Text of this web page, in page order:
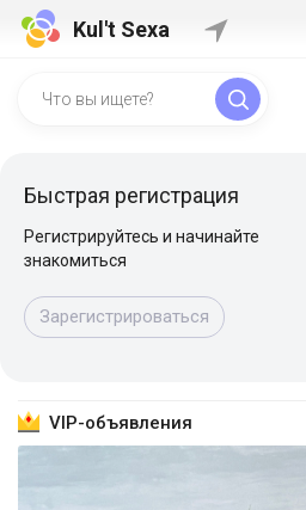
Kul't Sexa
Быстрая регистрация
Регистрируйтесь и начинайте
знакомиться
Зарегистрироваться
VIP-объявления